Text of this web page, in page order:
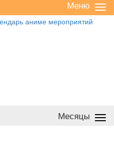
/
Меню
Месяцы